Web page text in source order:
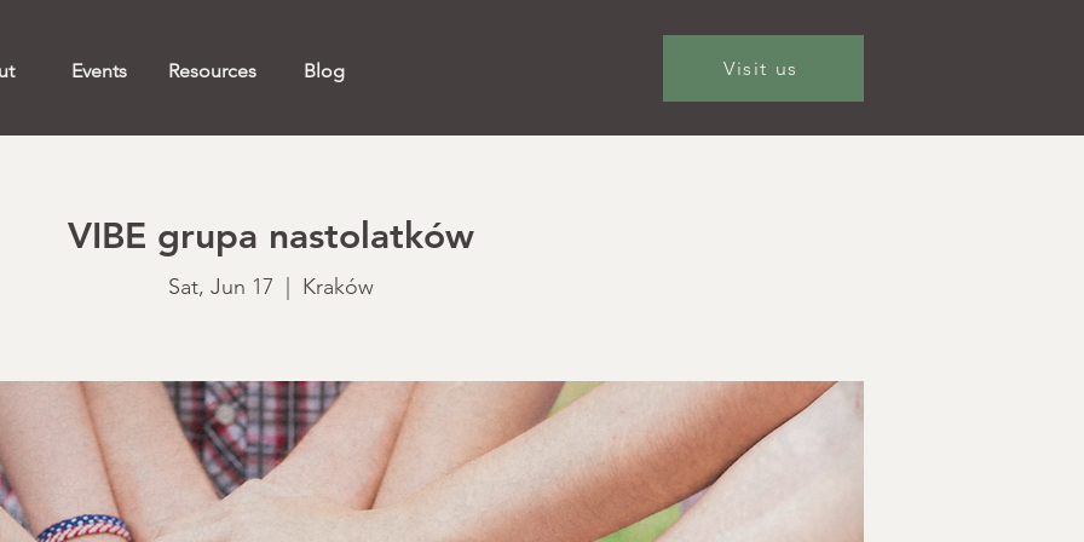
Events Resources Blog Visit us
VIBE grupa nastolatków
Sat, Jun 17 Kraków